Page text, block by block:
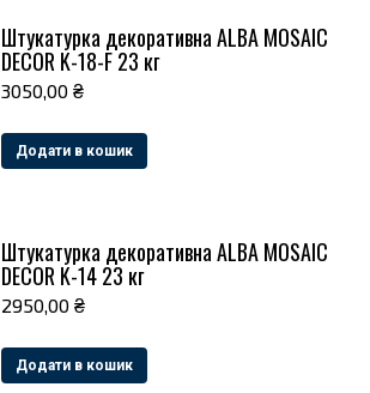
Штукатурка декоративна ALBA MOSAIC
DECOR K-18-F 23 кг
3050,00 ₴
Додати в кошик
Штукатурка декоративна ALBA MOSAIC
DECOR K-14 23 кг
2950,00 ₴
Додати в кошик